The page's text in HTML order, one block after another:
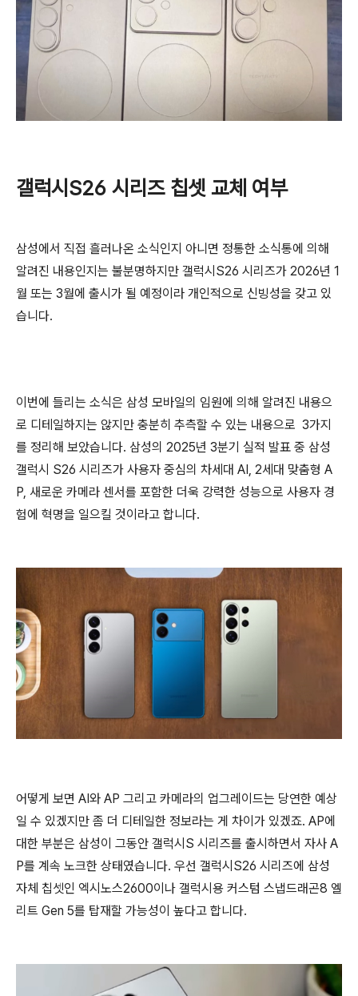
갤럭시S26 시리즈 칩셋 교체 여부
삼성에서 직접 흘러나온 소식인지 아니면 정통한 소식통에 의해
알려진 내용인지는 불분명하지만 갤럭시S26 시리즈가 2026년 1
월 또는 3월에 출시가 될 예정이라 개인적으로 신빙성을 갖고 있
습니다.
이번에 들리는 소식은 삼성 모바일의 임원에 의해 알려진 내용으
로 디테일하지는 않지만 충분히 추측할 수 있는 내용으로 3가지
를 정리해 보았습니다. 삼성의 2025년 3분기 실적 발표 중 삼성
갤럭시 S26 시리즈가 사용자 중심의 차세대 AI, 2세대 맞춤형 A
P, 새로운 카메라 센서를 포함한 더욱 강력한 성능으로 사용자 경
험에 혁명을 일으킬 것이라고 합니다.
어떻게 보면 AI와 AP 그리고 카메라의 업그레이드는 당연한 예상
일 수 있겠지만 좀 더 디테일한 정보라는 게 차이가 있겠죠. AP에
대한 부분은 삼성이 그동안 갤럭시S 시리즈를 출시하면서 자사 A
P를 계속 노크한 상태였습니다. 우선 갤럭시S26 시리즈에 삼성
자체 칩셋인 엑시노스2600이나 갤럭시용 커스텀 스냅드래곤8 엘
리트 Gen 5를 탑재할 가능성이 높다고 합니다.